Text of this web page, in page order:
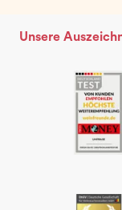
Unsere